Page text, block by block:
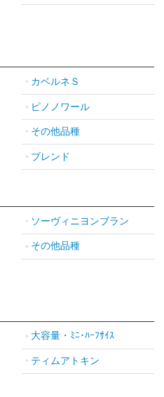
カベルネＳ
ピノノワール
その他品種
ブレンド
ソーヴィニヨンブラン
その他品種
大容量・ﾐﾆ･ﾊｰﾌｻｲｽ
ティムアトキン